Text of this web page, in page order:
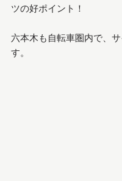
ツの好ポイント！
六本木も自転車圏内で、
す。